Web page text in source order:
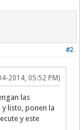
#2
2014, 05:52 PM)
las
listo, ponen la
y este